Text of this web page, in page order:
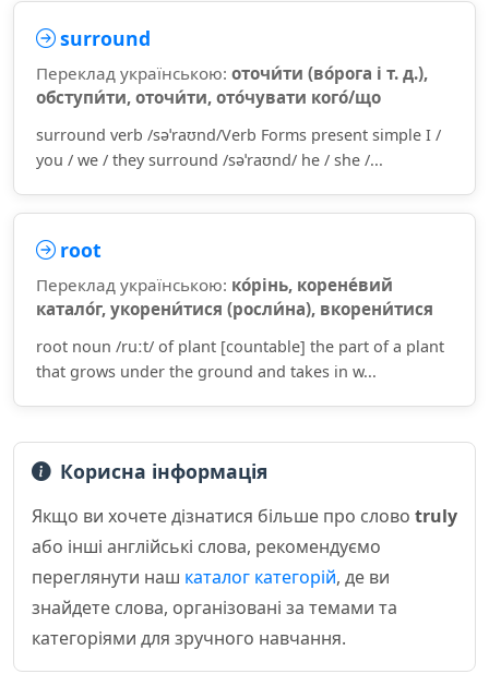
surround
Переклад українською: оточи́ти (во́рога і т. д.),
обступи́ти, оточи́ти, ото́чувати кого́/що
surround verb /səˈraʊnd/Verb Forms present simple I /
you / we / they surround /səˈraʊnd/ he / she /...
root
Переклад українською: ко́рінь, корене́вий
катало́г, укорени́тися (росли́на), вкорени́тися
root noun /ruːt/ of plant [countable] the part of a plant
that grows under the ground and takes in w...
Корисна інформація
Якщо ви хочете дізнатися більше про слово truly
або інші англійські слова, рекомендуємо
переглянути наш каталог категорій, де ви
знайдете слова, організовані за темами та
категоріями для зручного навчання.